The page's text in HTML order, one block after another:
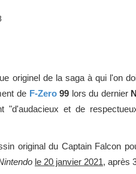
originel de la saga à qui l'on
de F-Zero99 lors du dernier
"d'audacieux et de
original du Captain Falcon
le 20 janvier 2021, après